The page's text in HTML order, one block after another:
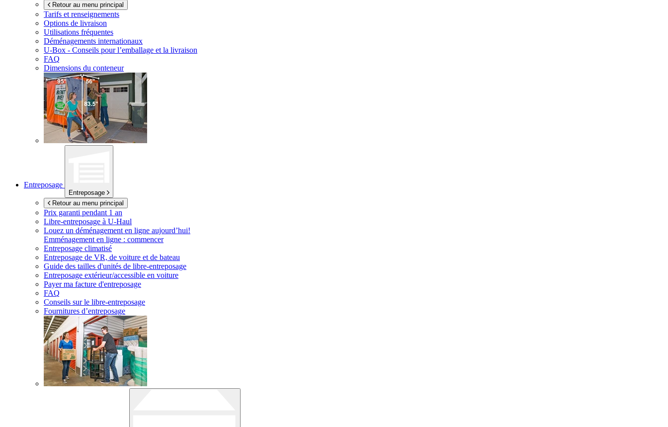
Retour au menu principal
Tarifs et renseignements
Options de livraison
Utilisations fréquentes
Déménagements internationaux
U-Box - Conseils pour l’emballage et la livraison
FAQ
Dimensions du conteneur
Entreposage
Entreposage
Retour au menu principal
Prix garanti pendant 1 an
Libre-entreposage à U-Haul
Louez un déménagement en ligne aujourd’hui!
Emménagement en ligne : commencer
Entreposage climatisé
Entreposage de VR, de voiture et de bateau
Guide des tailles d'unités de libre-entreposage
Entreposage extérieur/accessible en voiture
Payer ma facture d'entreposage
FAQ
Conseils sur le libre-entreposage
Fournitures d’entreposage